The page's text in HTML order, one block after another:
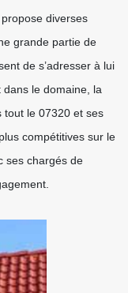
diverses
grande partie de
de s’adresser à lui
le domaine, la
tout le 07320 et ses
compétitives sur le
ses chargés de